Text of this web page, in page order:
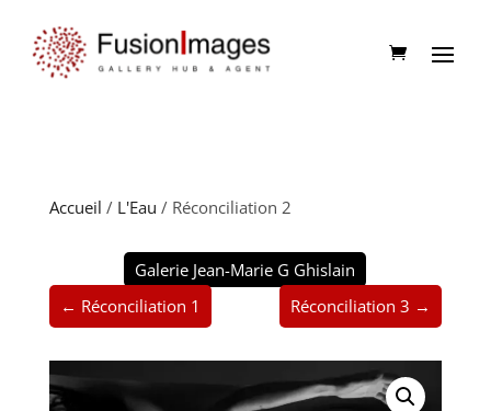
Accueil / L'Eau / Réconciliation 2
Galerie Jean-Marie G Ghislain
← Réconciliation 1
Réconciliation 3 →